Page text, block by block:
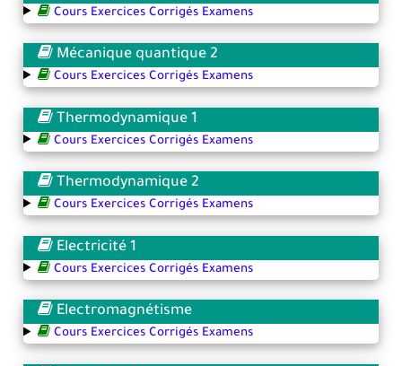
Cours Exercices Corrigés Examens
Mécanique quantique 2
Cours Exercices Corrigés Examens
Thermodynamique 1
Cours Exercices Corrigés Examens
Thermodynamique 2
Cours Exercices Corrigés Examens
Electricité 1
Cours Exercices Corrigés Examens
Electromagnétisme
Cours Exercices Corrigés Examens